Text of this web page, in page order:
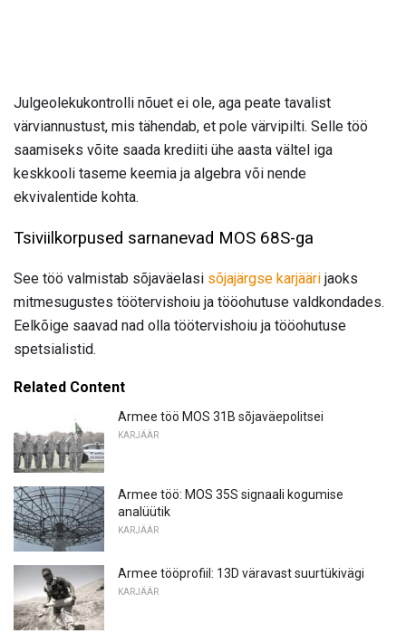
Julgeolekukontrolli nõuet ei ole, aga peate tavalist
värviannustust, mis tähendab, et pole värvipilti. Selle töö
saamiseks võite saada krediiti ühe aasta vältel iga
keskkooli taseme keemia ja algebra või nende
ekvivalentide kohta.
Tsiviilkorpused sarnanevad MOS 68S-ga
See töö valmistab sõjaväelasi sõjajärgse karjääri jaoks
mitmesugustes töötervishoiu ja tööohutuse valdkondades.
Eelkõige saavad nad olla töötervishoiu ja tööohutuse
spetsialistid.
Related Content
Armee töö MOS 31B sõjaväepolitsei
KARJÄÄR
Armee töö: MOS 35S signaali kogumise
analüütik
KARJÄÄR
Armee tööprofiil: 13D väravast suurtükivägi
KARJÄÄR